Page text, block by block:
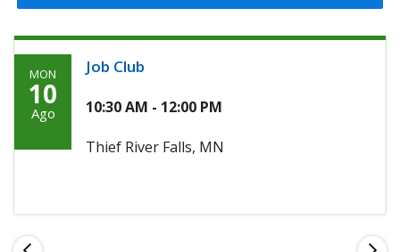
Monday,
Agosto
2026
MON
10
Ago
Job Club
10:30 AM - 12:00 PM
Thief River Falls, MN